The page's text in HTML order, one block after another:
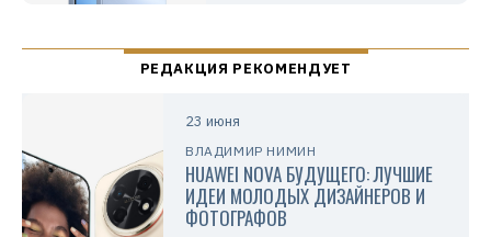
23 июня
ВЛАДИМИР НИМИН
HUAWEI NOVA БУДУЩЕГО: ЛУЧШИЕ
ИДЕИ МОЛОДЫХ ДИЗАЙНЕРОВ И
ФОТОГРАФОВ